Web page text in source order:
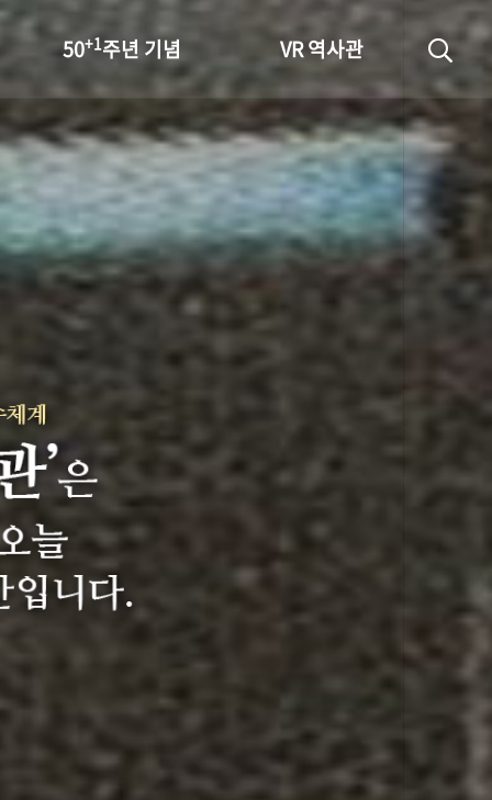
50+1주년 기념
성과 50선
숫자로 보는 50년
주년 광장
세계와 함께 한 KIHASA
VR 역사관